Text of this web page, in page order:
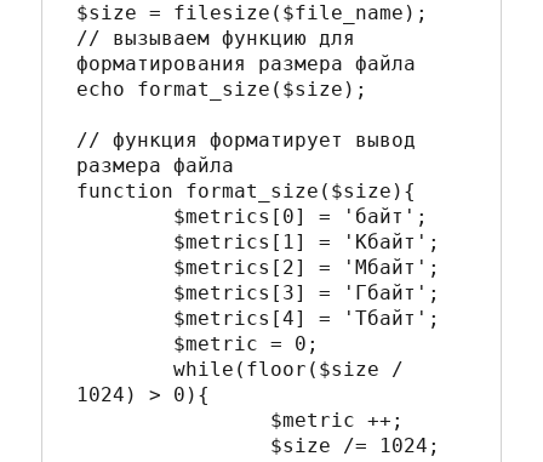
$size = filesize($file_name);
// вызываем функцию для
форматирования размера файла
echo format_size($size);
// функция форматирует вывод
размера файла
function format_size($size){
	while(floor($size /
1024) > 0){